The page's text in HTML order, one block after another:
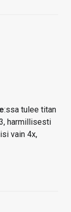
:ssa tulee titan
harmillisesti
vain 4x,